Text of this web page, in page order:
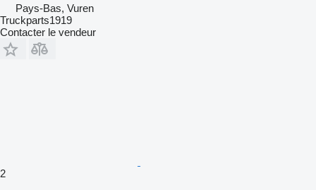
Pays-Bas, Vuren
Truckparts1919
Contacter le vendeur
2